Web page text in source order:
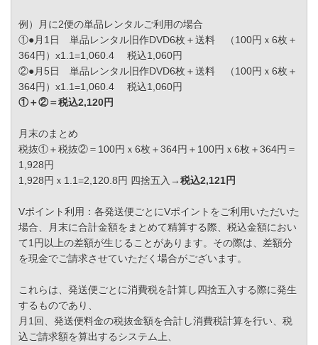
例）月に2便の単品レンタルご利用の場合
①●月1日 単品レンタル旧作DVD6枚＋送料 （100円ｘ6枚＋
364円）x1.1=1,060.4 税込1,060円
②●月5日 単品レンタル旧作DVD6枚＋送料 （100円ｘ6枚＋
364円）x1.1=1,060.4 税込1,060円
①＋②＝税込2,120円
月末のまとめ
税抜①＋税抜②＝100円ｘ6枚＋364円＋100円ｘ6枚＋364円＝
1,928円
1,928円ｘ1.1=2,120.8円 四捨五入→税込2,121円
Vポイント利用：各発送便ごとにVポイントをご利用いただいた
場合、月末に合計金額をまとめて精算する際、税込金額におい
て1円以上の差額が生じることがあります。その際は、差額分
を現金でご請求させていただく場合がございます。
これらは、発送便ごとに消費税を計算し四捨五入する際に発生
するものであり、
月1回、発送便料金の税抜金額を合計し消費税計算を行い、税
込ご請求額を算出するシステム上、